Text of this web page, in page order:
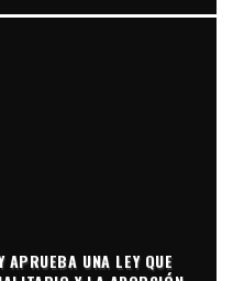
APRUEBA UNA LEY QUE